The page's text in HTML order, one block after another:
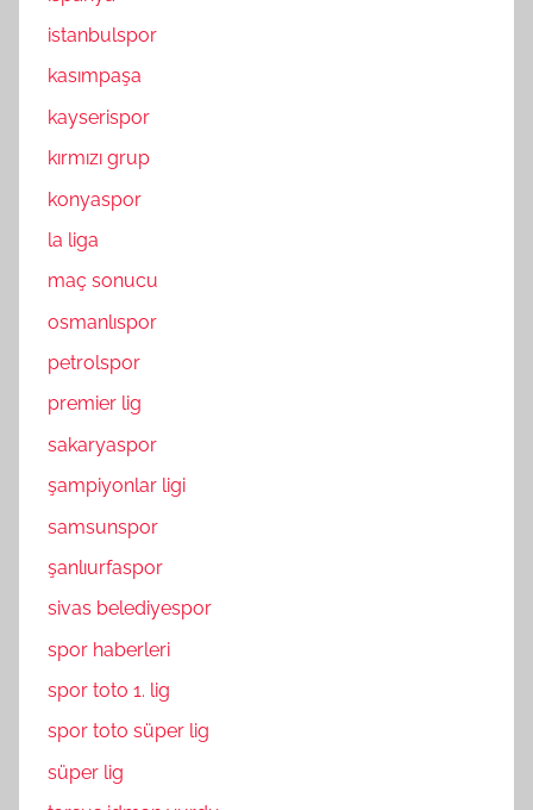
istanbulspor
kasımpaşa
kayserispor
kırmızı grup
konyaspor
la liga
maç sonucu
osmanlıspor
petrolspor
premier lig
sakaryaspor
şampiyonlar ligi
samsunspor
şanlıurfaspor
sivas belediyespor
spor haberleri
spor toto 1. lig
spor toto süper lig
süper lig